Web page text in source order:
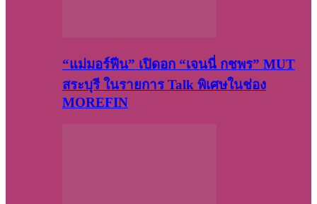
“แม่มอร์ฟีน” เปิดอก “เจนนี่ กชพร” MUT
สระบุรี ในรายการ Talk พิเศษในช่อง
MOREFIN